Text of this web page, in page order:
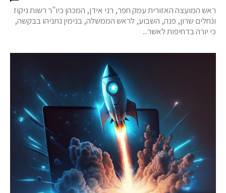
ראש המועצה האזורית עמק חפר, רני אידן, המכהן כיו"ר רשות ניקוז
ונחלים שרון, פנה, השבוע, לראש הממשלה, בנימין נתניהו בבקשה,
כי יורה בדחיפות לאשר...